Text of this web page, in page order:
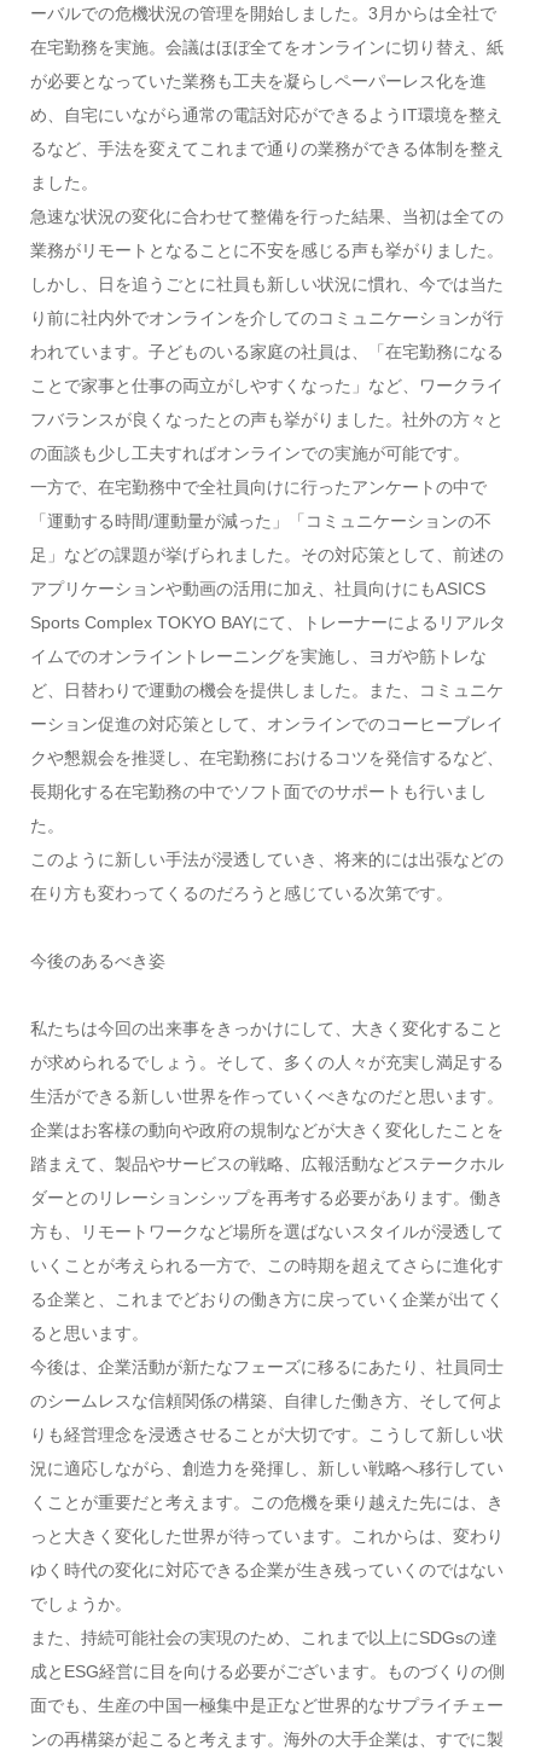
ーバルでの危機状況の管理を開始しました。3月からは全社で
在宅勤務を実施。会議はほぼ全てをオンラインに切り替え、紙
が必要となっていた業務も工夫を凝らしペーパーレス化を進
め、自宅にいながら通常の電話対応ができるようIT環境を整え
るなど、手法を変えてこれまで通りの業務ができる体制を整え
ました。
急速な状況の変化に合わせて整備を行った結果、当初は全ての
業務がリモートとなることに不安を感じる声も挙がりました。
しかし、日を追うごとに社員も新しい状況に慣れ、今では当た
り前に社内外でオンラインを介してのコミュニケーションが行
われています。子どものいる家庭の社員は、「在宅勤務になる
ことで家事と仕事の両立がしやすくなった」など、ワークライ
フバランスが良くなったとの声も挙がりました。社外の方々と
の面談も少し工夫すればオンラインでの実施が可能です。
一方で、在宅勤務中で全社員向けに行ったアンケートの中で
「運動する時間/運動量が減った」「コミュニケーションの不
足」などの課題が挙げられました。その対応策として、前述の
アプリケーションや動画の活用に加え、社員向けにもASICS
Sports Complex TOKYO BAYにて、トレーナーによるリアルタ
イムでのオンライントレーニングを実施し、ヨガや筋トレな
ど、日替わりで運動の機会を提供しました。また、コミュニケ
ーション促進の対応策として、オンラインでのコーヒーブレイ
クや懇親会を推奨し、在宅勤務におけるコツを発信するなど、
長期化する在宅勤務の中でソフト面でのサポートも行いまし
た。
このように新しい手法が浸透していき、将来的には出張などの
在り方も変わってくるのだろうと感じている次第です。
今後のあるべき姿
私たちは今回の出来事をきっかけにして、大きく変化すること
が求められるでしょう。そして、多くの人々が充実し満足する
生活ができる新しい世界を作っていくべきなのだと思います。
企業はお客様の動向や政府の規制などが大きく変化したことを
踏まえて、製品やサービスの戦略、広報活動などステークホル
ダーとのリレーションシップを再考する必要があります。働き
方も、リモートワークなど場所を選ばないスタイルが浸透して
いくことが考えられる一方で、この時期を超えてさらに進化す
る企業と、これまでどおりの働き方に戻っていく企業が出てく
ると思います。
今後は、企業活動が新たなフェーズに移るにあたり、社員同士
のシームレスな信頼関係の構築、自律した働き方、そして何よ
りも経営理念を浸透させることが大切です。こうして新しい状
況に適応しながら、創造力を発揮し、新しい戦略へ移行してい
くことが重要だと考えます。この危機を乗り越えた先には、き
っと大きく変化した世界が待っています。これからは、変わり
ゆく時代の変化に対応できる企業が生き残っていくのではない
でしょうか。
また、持続可能社会の実現のため、これまで以上にSDGsの達
成とESG経営に目を向ける必要がございます。ものづくりの側
面でも、生産の中国一極集中是正など世界的なサプライチェー
ンの再構築が起こると考えます。海外の大手企業は、すでに製